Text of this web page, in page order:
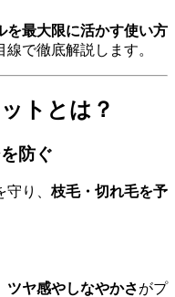
を最大限に活かす使い方
線で徹底解説します。
トとは？
防ぐ
り、 枝毛・切れ毛を予
ツヤ感やしなやかさがプ